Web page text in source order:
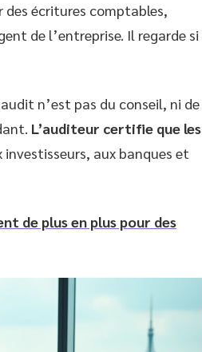
écritures comptables,
de l’entreprise. Il regarde si
n’est pas du conseil, ni de
L’auditeur certifie que les
investisseurs, aux banques et
de plus en plus pour des